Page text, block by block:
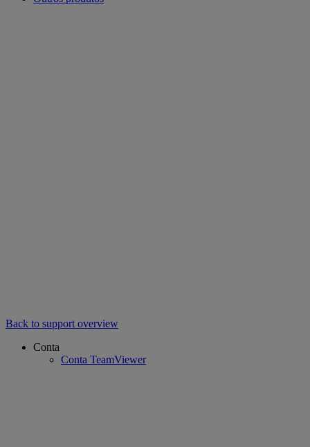
Back to support overview
Conta
Conta TeamViewer